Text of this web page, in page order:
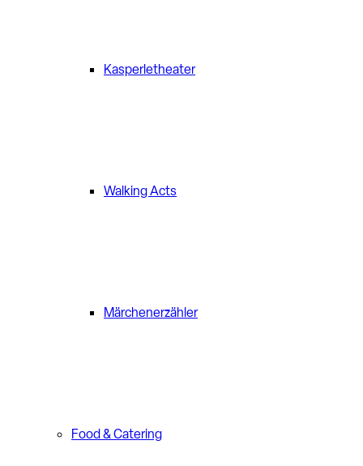
Kasperletheater
Walking Acts
Märchenerzähler
Food & Catering